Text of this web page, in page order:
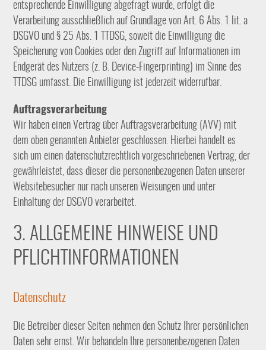
entsprechende Einwilligung abgefragt wurde, erfolgt die
Verarbeitung ausschließlich auf Grundlage von Art. 6 Abs. 1 lit. a
DSGVO und § 25 Abs. 1 TTDSG, soweit die Einwilligung die
Speicherung von Cookies oder den Zugriff auf Informationen im
Endgerät des Nutzers (z. B. Device-Fingerprinting) im Sinne des
TTDSG umfasst. Die Einwilligung ist jederzeit widerrufbar.
Auftragsverarbeitung
Wir haben einen Vertrag über Auftragsverarbeitung (AVV) mit
dem oben genannten Anbieter geschlossen. Hierbei handelt es
sich um einen datenschutzrechtlich vorgeschriebenen Vertrag, der
gewährleistet, dass dieser die personenbezogenen Daten unserer
Websitebesucher nur nach unseren Weisungen und unter
Einhaltung der DSGVO verarbeitet.
3. ALLGEMEINE HINWEISE UND
PFLICHT­INFORMATIONEN
Datenschutz
Die Betreiber dieser Seiten nehmen den Schutz Ihrer persönlichen
Daten sehr ernst. Wir behandeln Ihre personenbezogenen Daten